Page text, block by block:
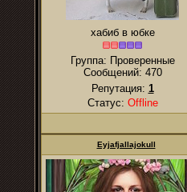
хабиб в юбке
Группа: Проверенные
Сообщений: 470
Репутация: 1
Статус: Offline
Eyjafjallajokull